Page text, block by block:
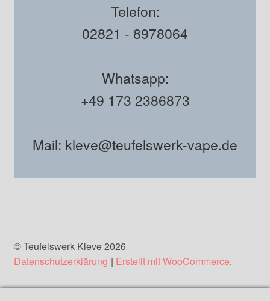
Telefon:
02821 - 8978064
Whatsapp:
+49 173 2386873
Mail: kleve@teufelswerk-vape.de
© Teufelswerk Kleve 2026
Datenschutzerklärung
Erstellt mit WooCommerce.